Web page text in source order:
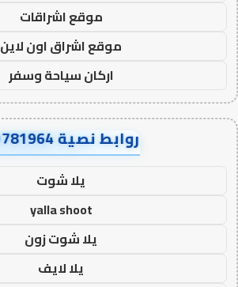
موقع اشراقات
موقع اشراق اون لاين
اركان سياحة وسفر
روابط نصية FD781964
يلا شوت
yalla shoot
يلا شوت زون
يلا لايف